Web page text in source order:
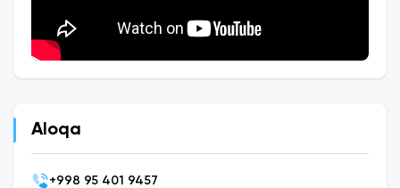
Aloqa
+998 95 401 9457